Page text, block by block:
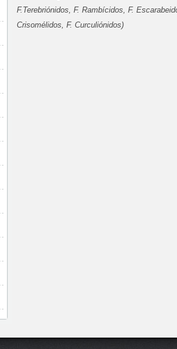
F.Terebriónidos, F. Rambícidos, F.
Crisomélidos, F. Curculiónidos)